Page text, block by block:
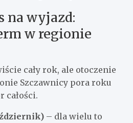
na wyjazd:
w regionie
cały rok, ale otoczenie
Szczawnicy pora roku
całości.
– dla wielu to